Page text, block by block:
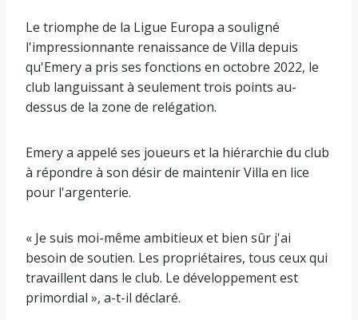
Le triomphe de la Ligue Europa a souligné
l'impressionnante renaissance de Villa depuis
qu'Emery a pris ses fonctions en octobre 2022, le
club languissant à seulement trois points au-
dessus de la zone de relégation.
Emery a appelé ses joueurs et la hiérarchie du club
à répondre à son désir de maintenir Villa en lice
pour l'argenterie.
« Je suis moi-même ambitieux et bien sûr j'ai
besoin de soutien. Les propriétaires, tous ceux qui
travaillent dans le club. Le développement est
primordial », a-t-il déclaré.